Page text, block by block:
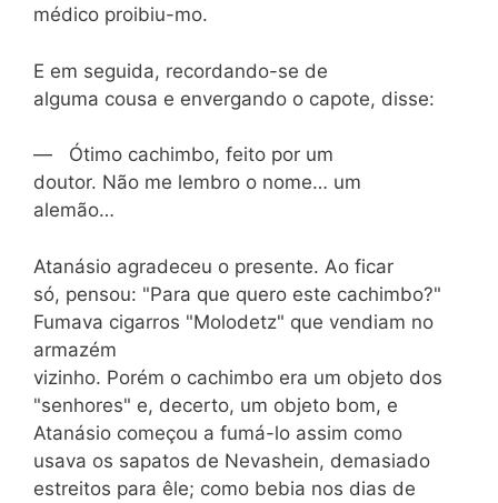
médico proibiu-mo.
E em seguida, recordando-se de
alguma cousa e envergando o capote, disse:
— Ótimo cachimbo, feito por um
doutor. Não me lembro o nome… um
alemão…
Atanásio agradeceu o presente. Ao ficar
só, pensou: "Para que quero este cachimbo?"
Fumava cigarros "Molodetz" que vendiam no
armazém
vizinho. Porém o cachimbo era um objeto dos
"senhores" e, decerto, um objeto bom, e
Atanásio começou a fumá-lo assim como
usava os sapatos de Nevashein, demasiado
estreitos para êle; como bebia nos dias de